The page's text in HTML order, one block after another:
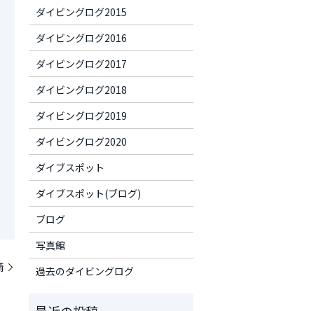
ダイビングログ2015
ダイビングログ2016
ダイビングログ2017
ダイビングログ2018
ダイビングログ2019
ダイビングログ2020
ダイブスポット
ダイブスポット(ブログ)
ブログ
写真館
過去のダイビングログ